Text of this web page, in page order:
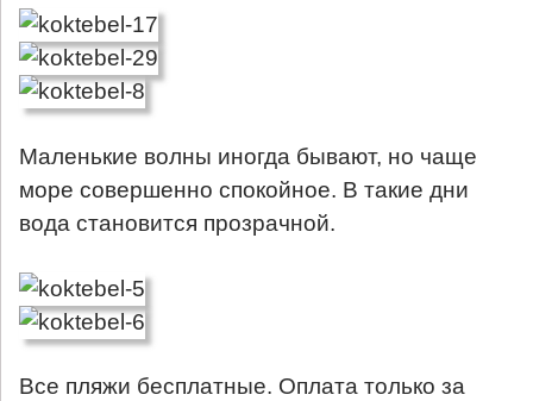
Маленькие волны иногда бывают, но чаще
море совершенно спокойное. В такие дни
вода становится прозрачной.
Все пляжи бесплатные. Оплата только за